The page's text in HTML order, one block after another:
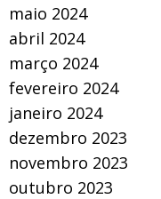
maio 2024
abril 2024
março 2024
fevereiro 2024
janeiro 2024
dezembro 2023
novembro 2023
outubro 2023